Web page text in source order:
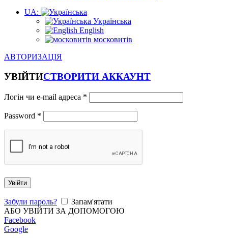
UA:
Українська
English
московитів
АВТОРИЗАЦІЯ
УВІЙТИСТВОРИТИ АККАУНТ
Логін чи e-mail адреса *
Password *
Увійти
Забули пароль?
Запам'ятати
АБО УВІЙТИ ЗА ДОПОМОГОЮ
Facebook
Google